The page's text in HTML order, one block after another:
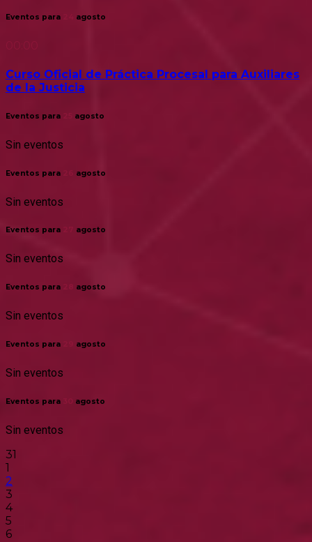
Eventos para agosto
Curso Oficial de Práctica Procesal para Auxiliares
de la Justicia
Eventos para agosto
Sin eventos
Eventos para agosto
Sin eventos
Eventos para agosto
Sin eventos
Eventos para agosto
Sin eventos
Eventos para agosto
Sin eventos
Eventos para agosto
Sin eventos
31
1
2
3
4
5
6